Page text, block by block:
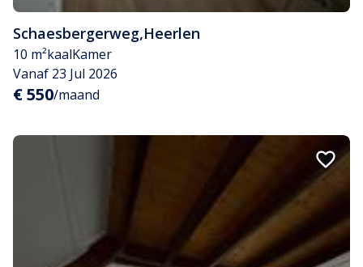
Schaesbergerweg,Heerlen
10 m²kaalKamer
Vanaf 23 Jul 2026
€ 550/maand